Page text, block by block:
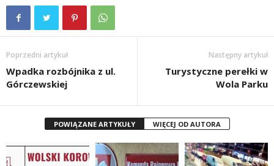
Poprzedni artykuł
Wpadka rozbójnika z ul.
Górczewskiej
Następny artykuł
Turystyczne perełki w
Wola Parku
POWIĄZANE ARTYKUŁY WIĘCEJ OD AUTORA